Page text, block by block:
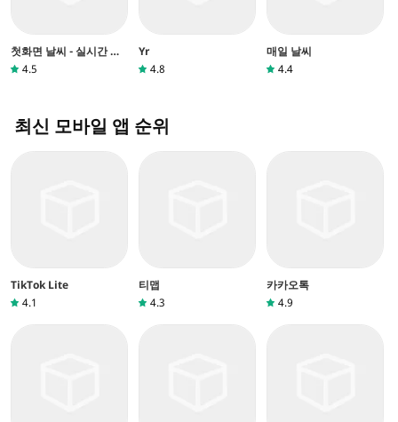
첫화면 날씨 - 실시간 날
씨, 미세먼지, 일기 예보,
WHO기준
4.5
Yr
4.8
매일 날씨
4.4
최신 모바일 앱 순위
TikTok Lite
4.1
티맵
4.3
카카오톡
4.9